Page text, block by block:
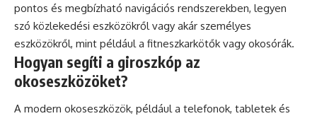
pontos és megbízható navigációs rendszerekben, legyen
szó közlekedési eszközökről vagy akár személyes
eszközökről, mint például a fitneszkarkötők vagy okosórák.
Hogyan segíti a giroszkóp az
okoseszközöket?
A modern okoseszközök, például a telefonok, tabletek és